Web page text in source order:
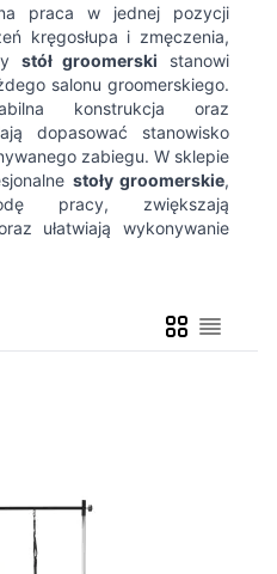
praca w jednej pozycji
kręgosłupa i zmęczenia,
stół groomerski stanowi
salonu groomerskiego.
konstrukcja oraz
dopasować stanowisko
zabiegu. W sklepie
stoły groomerskie,
pracy, zwiększają
ułatwiają wykonywanie
SiatkaLista